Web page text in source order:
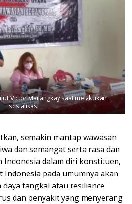
Victor Mailangkay saat melakukan
sosialisasi
semakin mantap wawasan
dan semangat serta rasa dan
Indonesia dalam diri konstituen,
Indonesia pada umumnya akan
tangkal atau resiliance
dan penyakit yang menyerang